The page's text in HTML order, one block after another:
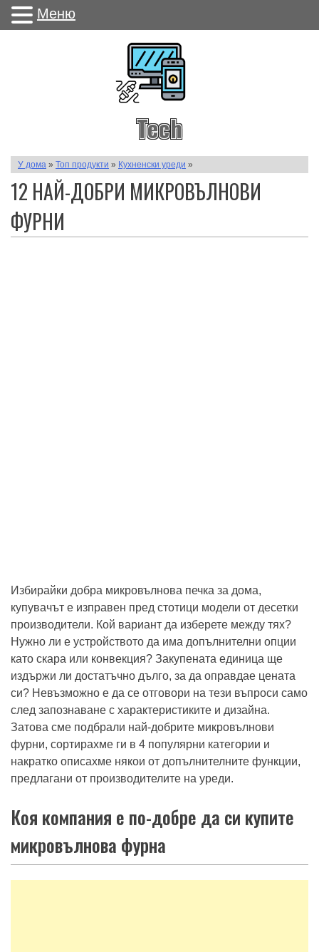
Tech
У дома » Топ продукти » Кухненски уреди »
12 НАЙ-ДОБРИ МИКРОВЪЛНОВИ
ФУРНИ
Избирайки добра микровълнова печка за дома,
купувачът е изправен пред стотици модели от десетки
производители. Кой вариант да изберете между тях?
Нужно ли е устройството да има допълнителни опции
като скара или конвекция? Закупената единица ще
издържи ли достатъчно дълго, за да оправдае цената
си? Невъзможно е да се отговори на тези въпроси само
след запознаване с характеристиките и дизайна.
Затова сме подбрали най-добрите микровълнови
фурни, сортирахме ги в 4 популярни категории и
накратко описахме някои от допълнителните функции,
предлагани от производителите на уреди.
Коя компания е по-добре да си купите
микровълнова фурна
Меню